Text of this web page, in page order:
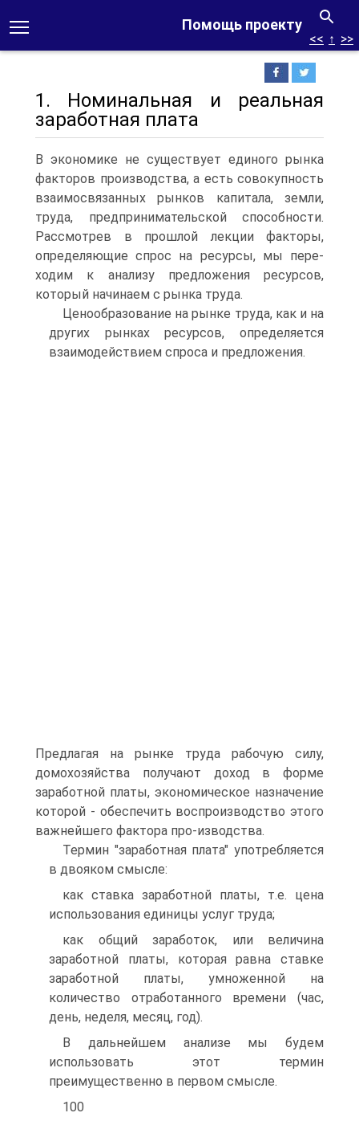
Помощь проекту
<< ↑ >>
1. Номинальная и реальная
заработная плата
В экономике не существует единого рынка
факторов производства, а есть совокупность
взаимосвязанных рынков капитала, земли,
труда, предпринимательской способности.
Рассмотрев в прошлой лекции факторы,
определяющие спрос на ресурсы, мы пере-
ходим к анализу предложения ресурсов,
который начинаем с рынка труда.
Ценообразование на рынке труда, как и на
других рынках ресурсов, определяется
взаимодействием спроса и предложения.
Предлагая на рынке труда рабочую силу,
домохозяйства получают доход в форме
заработной платы, экономическое назначение
которой - обеспечить воспроизводство этого
важнейшего фактора про-изводства.
Термин "заработная плата" употребляется
в двояком смысле:
как ставка заработной платы, т.е. цена
использования единицы услуг труда;
как общий заработок, или величина
заработной платы, которая равна ставке
заработной платы, умноженной на
количество отработанного времени (час,
день, неделя, месяц, год).
В дальнейшем анализе мы будем
использовать этот термин
преимущественно в первом смысле.
100